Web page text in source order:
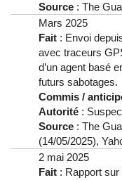
Source : The
Mars 2025
Fait : Envoi
avec traceurs
d’un agent basé
futurs sabotages.
Commis /
Autorité :
Source : The
(14/05/2025),
2 mai 2025
Fait : Rapport